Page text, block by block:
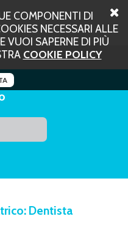
COMPONENTI DI
NECESSARI ALLE
VUOI SAPERNE DI PIÙ
COOKIE POLICY
Dentista